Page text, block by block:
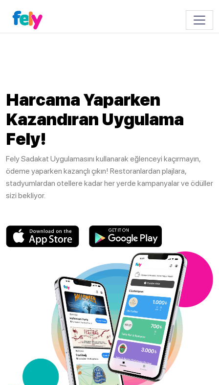
Harcama Yaparken
Kazandıran Uygulama
Fely!
Fely Sadakat Uygulamasını kullanarak eğlenceyi kaçırmayın,
ödeme yaparken kazançlı çıkın! Restoranlardan plajlara,
stadyumlardan otellere kadar her yerde kampanyalar ve ödüller
sizi bekliyor.